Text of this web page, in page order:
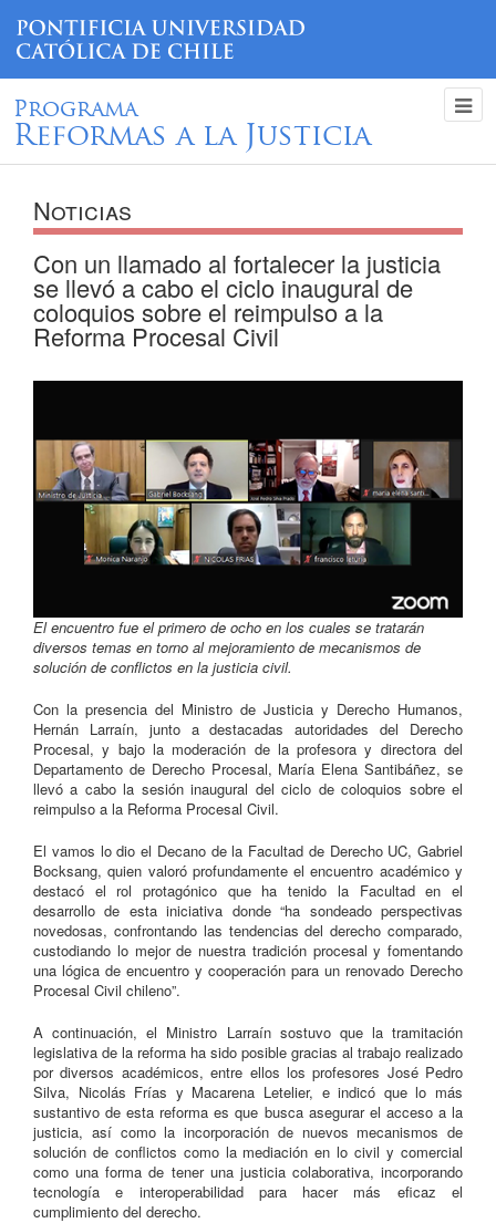
Programa
Reformas a la Justicia
Noticias
Con un llamado al fortalecer la justicia
se llevó a cabo el ciclo inaugural de
coloquios sobre el reimpulso a la
Reforma Procesal Civil
El encuentro fue el primero de ocho en los cuales se tratarán
diversos temas en torno al mejoramiento de mecanismos de
solución de conflictos en la justicia civil.
Con la presencia del Ministro de Justicia y Derecho Humanos,
Hernán Larraín, junto a destacadas autoridades del Derecho
Procesal, y bajo la moderación de la profesora y directora del
Departamento de Derecho Procesal, María Elena Santibáñez, se
llevó a cabo la sesión inaugural del ciclo de coloquios sobre el
reimpulso a la Reforma Procesal Civil.
El vamos lo dio el Decano de la Facultad de Derecho UC, Gabriel
Bocksang, quien valoró profundamente el encuentro académico y
destacó el rol protagónico que ha tenido la Facultad en el
desarrollo de esta iniciativa donde “ha sondeado perspectivas
novedosas, confrontando las tendencias del derecho comparado,
custodiando lo mejor de nuestra tradición procesal y fomentando
una lógica de encuentro y cooperación para un renovado Derecho
Procesal Civil chileno”.
A continuación, el Ministro Larraín sostuvo que la tramitación
legislativa de la reforma ha sido posible gracias al trabajo realizado
por diversos académicos, entre ellos los profesores José Pedro
Silva, Nicolás Frías y Macarena Letelier, e indicó que lo más
sustantivo de esta reforma es que busca asegurar el acceso a la
justicia, así como la incorporación de nuevos mecanismos de
solución de conflictos como la mediación en lo civil y comercial
como una forma de tener una justicia colaborativa, incorporando
tecnología e interoperabilidad para hacer más eficaz el
cumplimiento del derecho.